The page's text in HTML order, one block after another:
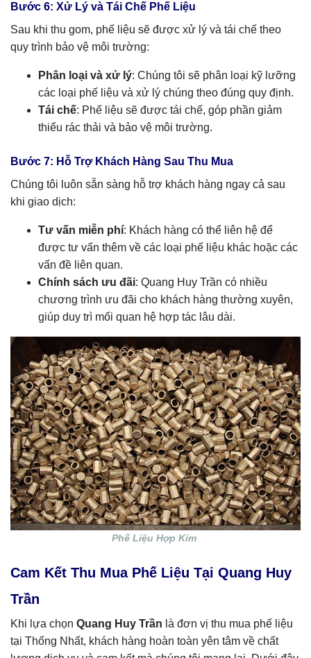
Bước 6: Xử Lý và Tái Chế Phế Liệu
Sau khi thu gom, phế liệu sẽ được xử lý và tái chế theo
quy trình bảo vệ môi trường:
Phân loại và xử lý: Chúng tôi sẽ phân loại kỹ lưỡng
các loại phế liệu và xử lý chúng theo đúng quy định.
Tái chế: Phế liệu sẽ được tái chế, góp phần giảm
thiểu rác thải và bảo vệ môi trường.
Bước 7: Hỗ Trợ Khách Hàng Sau Thu Mua
Chúng tôi luôn sẵn sàng hỗ trợ khách hàng ngay cả sau
khi giao dịch:
Tư vấn miễn phí: Khách hàng có thể liên hệ để
được tư vấn thêm về các loại phế liệu khác hoặc các
vấn đề liên quan.
Chính sách ưu đãi: Quang Huy Trần có nhiều
chương trình ưu đãi cho khách hàng thường xuyên,
giúp duy trì mối quan hệ hợp tác lâu dài.
Phế Liệu Hợp Kim
Cam Kết Thu Mua Phế Liệu Tại Quang Huy
Trần
Khi lựa chọn Quang Huy Trần là đơn vị thu mua phế liệu
tại Thống Nhất, khách hàng hoàn toàn yên tâm về chất